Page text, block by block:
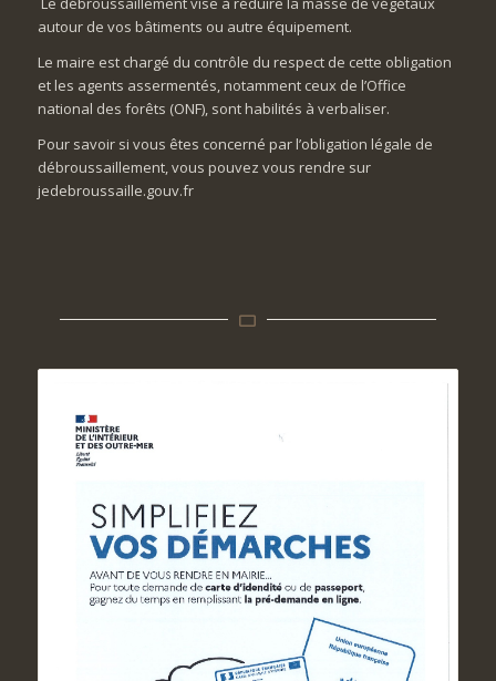
autour de vos bâtiments ou autre équipement.
Le maire est chargé du contrôle du respect de cette obligation
et les agents assermentés, notamment ceux de l’Office
national des forêts (ONF), sont habilités à verbaliser.
Pour savoir si vous êtes concerné par l’obligation légale de
débroussaillement, vous pouvez vous rendre sur
jedebroussaille.gouv.fr